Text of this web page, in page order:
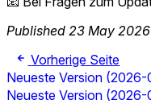
Published 23 May 2026
Vorherige Seite
Neueste Version
Neueste Version